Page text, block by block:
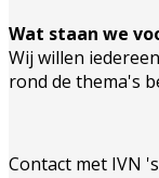
Wat staan we
Wij willen
rond de thema's
Contact met IVN